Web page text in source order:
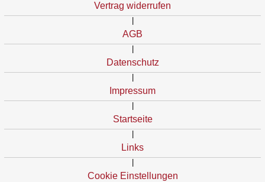
Vertrag widerrufen
AGB
Datenschutz
Impressum
Startseite
Links
Cookie Einstellungen